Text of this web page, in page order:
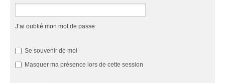
J’ai oublié mon mot de passe
Se souvenir de moi
Masquer ma présence lors de cette session